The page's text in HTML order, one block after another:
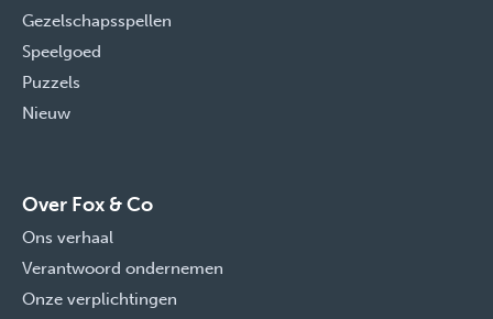
Gezelschapsspellen
Speelgoed
Puzzels
Nieuw
Over Fox & Co
Ons verhaal
Verantwoord ondernemen
Onze verplichtingen